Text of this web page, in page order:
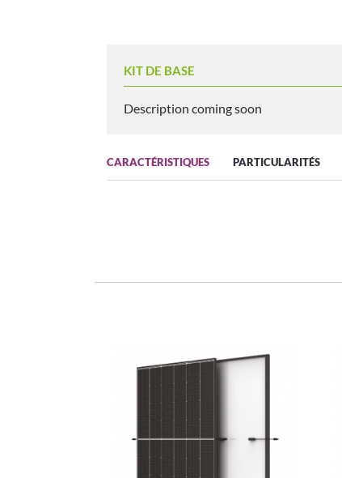
KIT DE BASE
Description coming soon
CARACTÉRISTIQUES PARTICULARITÉS